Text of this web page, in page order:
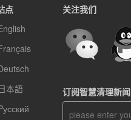
点
本語
关注我们
订阅智慧清理新闻